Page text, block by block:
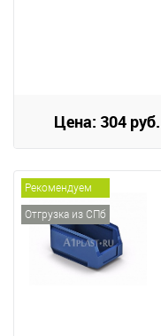
Цена: 304 руб.
Рекомендуем
Отгрузка из СПб